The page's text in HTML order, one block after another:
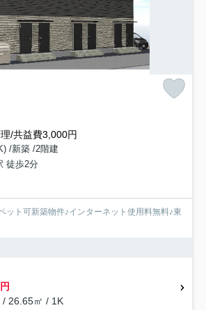
/共益費3,000円
/新築 /2階建
徒歩2分
ット可新築物件♪インターネット使用料無料♪東
/ 26.65㎡ / 1K